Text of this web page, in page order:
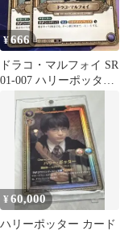
¥666
ドラコ・マルフォイ SR
01-007 ハリーポッター
カードゲーム
¥60,000
ハリーポッター カード